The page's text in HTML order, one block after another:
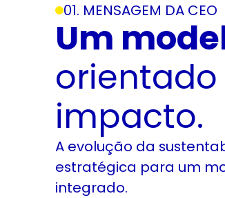
01. MENSAGEM DA CEO
Um
impacto.
A evolução da
estratégica para um
integrado.